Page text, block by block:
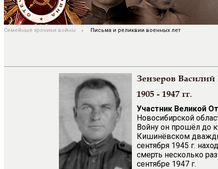
Семейные хроники войны Письма и реликвии военных лет
Зензеров
1905 - 1947 гг.
Участник Великой
Новосибирской
Войну он прошёл до
Кишинёвском
сентября 1945 г.
смерть несколько
сентябре 1947 г.